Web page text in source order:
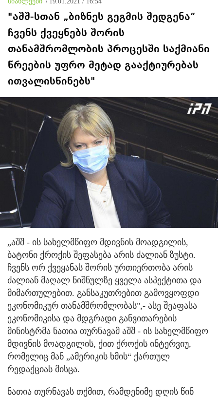
"აშშ-სთან „ბიზნეს გეგმის შედგენა“
ჩვენს ქვეყნებს შორის
თანამშრომლობის პროცესში საქმიანი
წრეების უფრო მეტად გააქტიურებას
ითვალისწინებს"
„აშშ - ის სახელმწიფო მდივნის მოადგილის,
ბატონი ქროქის შეფასება არის ძალიან ზუსტი.
ჩვენს ორ ქვეყანას შორის ურთიერთობა არის
ძალიან მაღალ ნიშნულზე ყველა ასპექტითა და
მიმართულებით. განსაკუთრებით გამოვყოფდი
ეკონომიკურ თანამშრომლობას",- ასე შეაფასა
ეკონომიკისა და მდგრადი განვითარების
მინისტრმა ნათია თურნავამ აშშ - ის სახელმწიფო
მდივნის მოადგილის, ქით ქროქის ინტერვიუ,
რომელიც მან „ამერიკის ხმის“ ქართულ
რედაქციას მისცა.
ნათია თურნავას თქმით, რამდენიმე დღის წინ